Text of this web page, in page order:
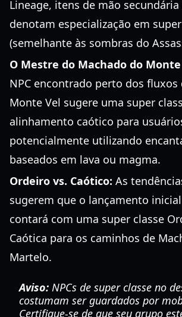
Lineage, itens de mão
denotam especialização em
(semelhante às sombras do
O Mestre do Machado do
NPC encontrado perto dos fluxos
Monte Vel sugere uma super
alinhamento caótico para
potencialmente utilizando
baseados em lava ou magma.
Ordeiro vs. Caótico: As
sugerem que o lançamento
contará com uma super classe
Caótica para os caminhos de
Martelo.
Aviso: NPCs de super classe no
costumam ser guardados por
Certifique-se de que seu grupo